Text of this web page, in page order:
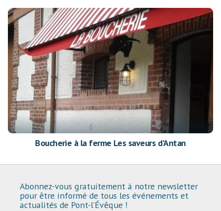
Boucherie à la ferme Les saveurs d'Antan
Abonnez-vous gratuitement à notre newsletter
pour être informé de tous les événements et
actualités de Pont-l’Évêque !